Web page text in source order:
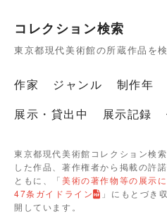
コレクション検索
東京都現代美術館の所蔵作品を
作家 ジャンル 制作年
展示・貸出中
展示記録
東京都現代美術館コレクション検
した作品、著作権者から掲載の許
ともに、「美術の著作物等の展示
47条ガイドライン
」にもとづき
開しています。